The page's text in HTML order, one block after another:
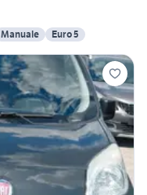
Manuale Euro 5